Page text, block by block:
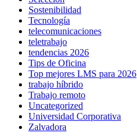
Sostenibilidad
Tecnología
telecomunicaciones
teletrabajo
tendencias 2026
Tips de Oficina
Top mejores LMS para 2026
trabajo híbrido
Trabajo remoto
Uncategorized
Universidad Corporativa
Zalvadora